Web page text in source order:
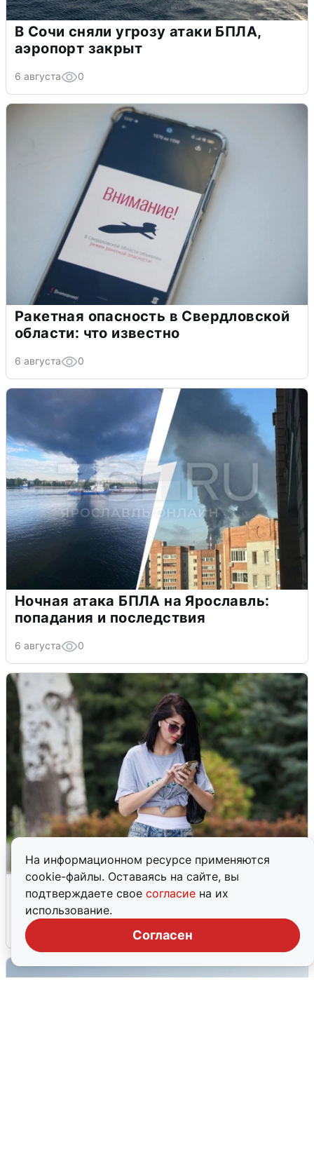
На информационном ресурсе применяются
cookie-файлы. Оставаясь на сайте, вы
подтверждаете свое согласие на их
использование.
Согласен
В Сочи сняли угрозу атаки БПЛА,
аэропорт закрыт
6 августа 0
Ракетная опасность в Свердловской
области: что известно
6 августа 0
Ночная атака БПЛА на Ярославль:
попадания и последствия
6 августа 0
Волгоградцы остались без
мобильного интернета
6 августа